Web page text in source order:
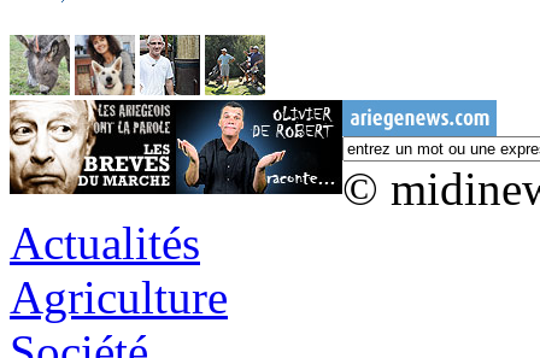
©
Actualités
Agriculture